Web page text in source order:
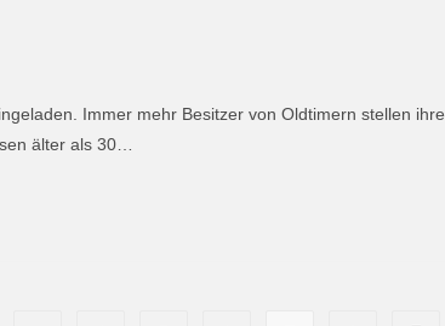
Immer mehr Besitzer von Oldtimern stellen ihre
älter als 30…